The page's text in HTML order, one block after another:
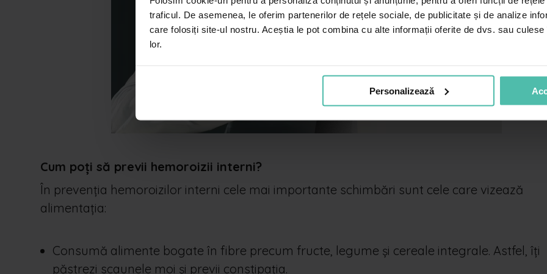
traficul. De asemenea, le oferim partenerilor de rețele sociale, de publicitate și de analize
care folosiți site-ul nostru. Aceștia le pot combina cu alte informații oferite de dvs. sau
lor.
Personalizează
Cum poți să previi hemoroizii interni?
În prevenția hemoroizilor interni cele mai importante schimbări sunt cele care vizează
alimentația:
Consumă alimente bogate în fibre precum fructe, legume și cereale integrale. Astfel, îți
păstrezi scaunele moi și previi constipația.
email
*
Nu facem spam! Citeștepolitica noastră de